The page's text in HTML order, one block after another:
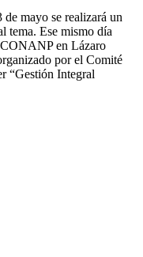
mayo se realizará un
tema. Ese mismo día
en Lázaro
por el Comité
“Gestión Integral